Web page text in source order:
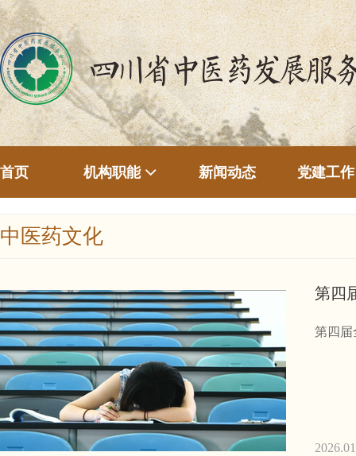
首页 机构职能 新闻动态 党建工作
中医药文化
第四
第四届